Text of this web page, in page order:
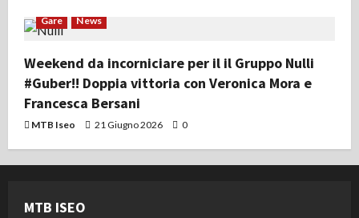
Gare News
Weekend da incorniciare per il il Gruppo Nulli
#Guber!! Doppia vittoria con Veronica Mora e
Francesca Bersani
MTB Iseo 21 Giugno 2026 0
MTB ISEO